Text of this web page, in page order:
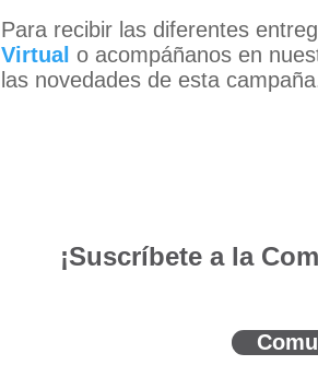
Para recibir las diferentes
Virtual o acompáñanos en
las novedades de esta
¡Suscríbete a la